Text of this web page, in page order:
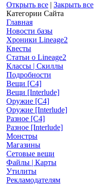
Открыть все | Закрыть все
Категории Сайта
Главная
Новости базы
Хроники Lineage2
Квесты
Статьи о Lineage2
Классы | Скиллы
Подробности
Вещи [С4]
Вещи [Interlude]
Оружие [С4]
Оружие [Interlude]
Разное [C4]
Разное [Interlude]
Монстры
Магазины
Сетовые вещи
Файлы | Карты
Утилиты
Рекламодателям